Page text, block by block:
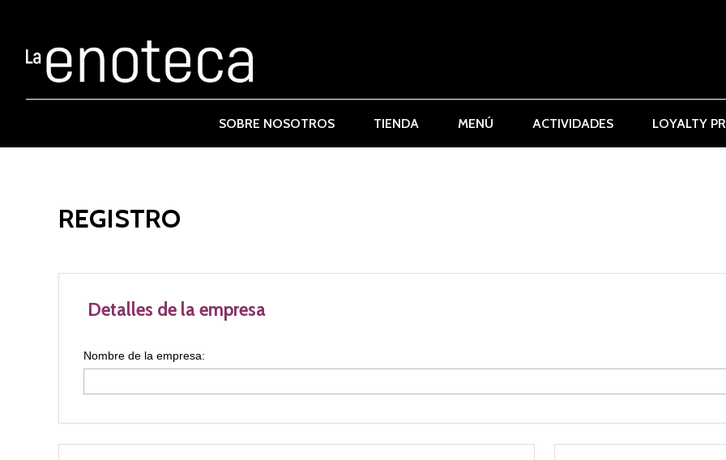
SOBRE NOSOTROS TIENDA MENÚ ACTIVIDADES LOYALTY
REGISTRO
Detalles de la empresa
Nombre de la empresa: